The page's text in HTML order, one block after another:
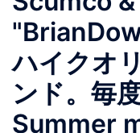
ハイクオ
ンド。毎
Summer